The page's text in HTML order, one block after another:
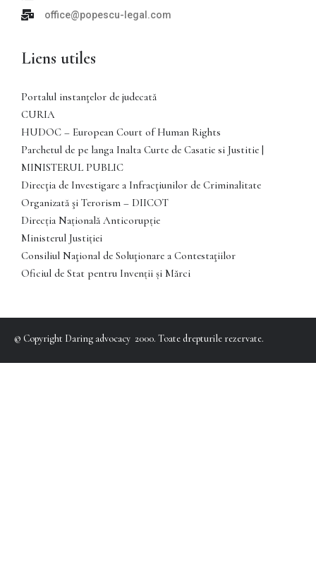
office@popescu-legal.com
Liens utiles
Portalul instanţelor de judecată
CURIA
HUDOC – European Court of Human Rights
Parchetul de pe langa Inalta Curte de Casatie si Justitie |
MINISTERUL PUBLIC
Direcţia de Investigare a Infracţiunilor de Criminalitate
Organizată şi Terorism – DIICOT
Direcția Națională Anticorupție
Ministerul Justiției
Consiliul Naţional de Soluţionare a Contestaţiilor
Oficiul de Stat pentru Invenții și Mărci
© Copyright Daring advocacy 2000. Toate drepturile rezervate.